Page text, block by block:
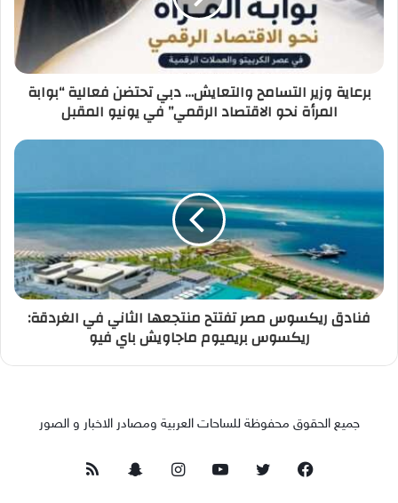
برعاية وزير التسامح والتعايش… دبي تحتضن فعالية “بوابة
المرأة نحو الاقتصاد الرقمي” في يونيو المقبل
فنادق ريكسوس مصر تفتتح منتجعها الثاني في الغردقة:
ريكسوس بريميوم ماجاويش باي فيو
جميع الحقوق محفوظة للساحات العربية ومصادر الاخبار و الصور
فيسبوك تويتر يوتيوبانستقرامسناب ملخص